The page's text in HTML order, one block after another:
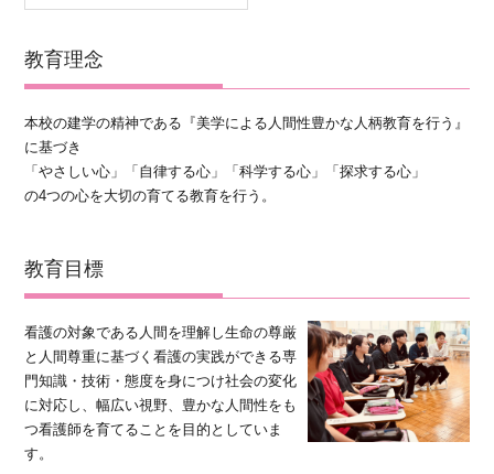
教育理念
本校の建学の精神である『美学による人間性豊かな人柄教育を行う』
に基づき
「やさしい心」「自律する心」「科学する心」「探求する心」
の4つの心を大切の育てる教育を行う。
教育目標
看護の対象である人間を理解し生命の尊厳
と人間尊重に基づく看護の実践ができる専
門知識・技術・態度を身につけ社会の変化
に対応し、幅広い視野、豊かな人間性をも
つ看護師を育てることを目的としていま
す。